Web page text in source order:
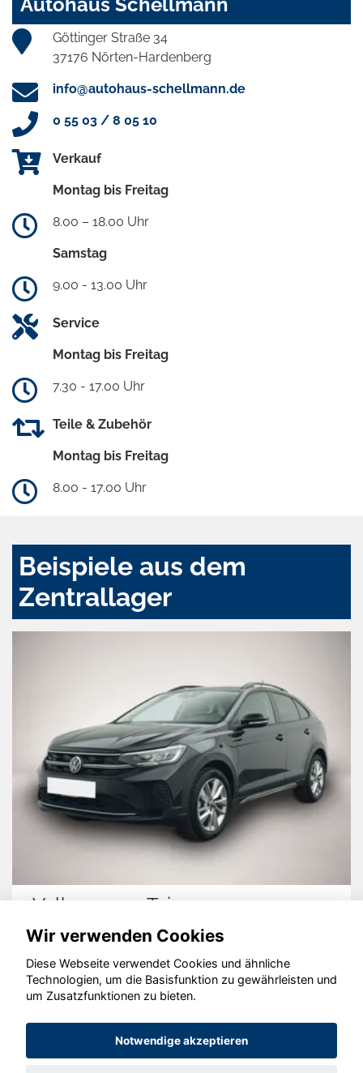
Göttinger Straße 34
37176 Nörten-Hardenberg
info@autohaus-schellmann.de
0 55 03 / 8 05 10
Verkauf
Montag bis Freitag
8.00 – 18.00 Uhr
Samstag
9.00 - 13.00 Uhr
Service
Montag bis Freitag
7.30 - 17.00 Uhr
Teile & Zubehör
Montag bis Freitag
8.00 - 17.00 Uhr
Beispiele aus dem
Zentrallager
Volkswagen Taigo
© konjunkturmotor.de GmbH 2020 - 2026
Wir verwenden Cookies
Diese Webseite verwendet Cookies und ähnliche
Technologien, um die Basisfunktion zu gewährleisten und
um Zusatzfunktionen zu bieten.
Notwendige akzeptieren